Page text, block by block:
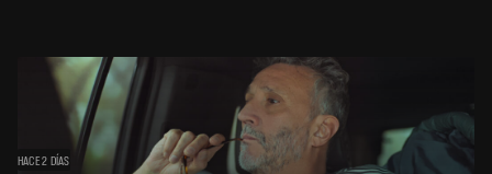
HACE 2 DÍAS